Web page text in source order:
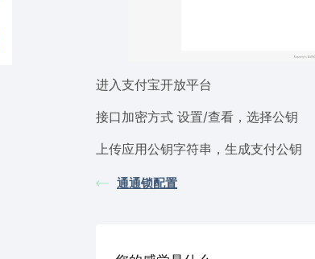
进入支付宝开放平台
接口加密方式 设置/查看，选择公钥
上传应用公钥字符串，生成支付公钥
通通锁配置